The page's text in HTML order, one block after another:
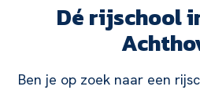
Dé rijschool
Ben je op zoek naar een